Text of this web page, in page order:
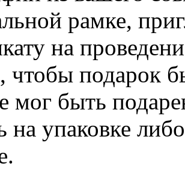
рамке,
на
чтобы подарок
мог быть
на упаковке